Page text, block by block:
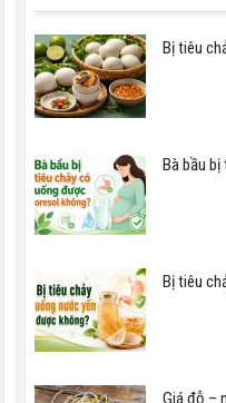
Bị tiêu
Bà bầu
Bị tiêu
Giá đỗ –